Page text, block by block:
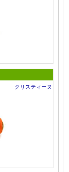
クリスティーヌ